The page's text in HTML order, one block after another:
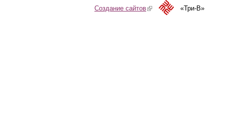
Создание сайтов(link is external)«Три-В»